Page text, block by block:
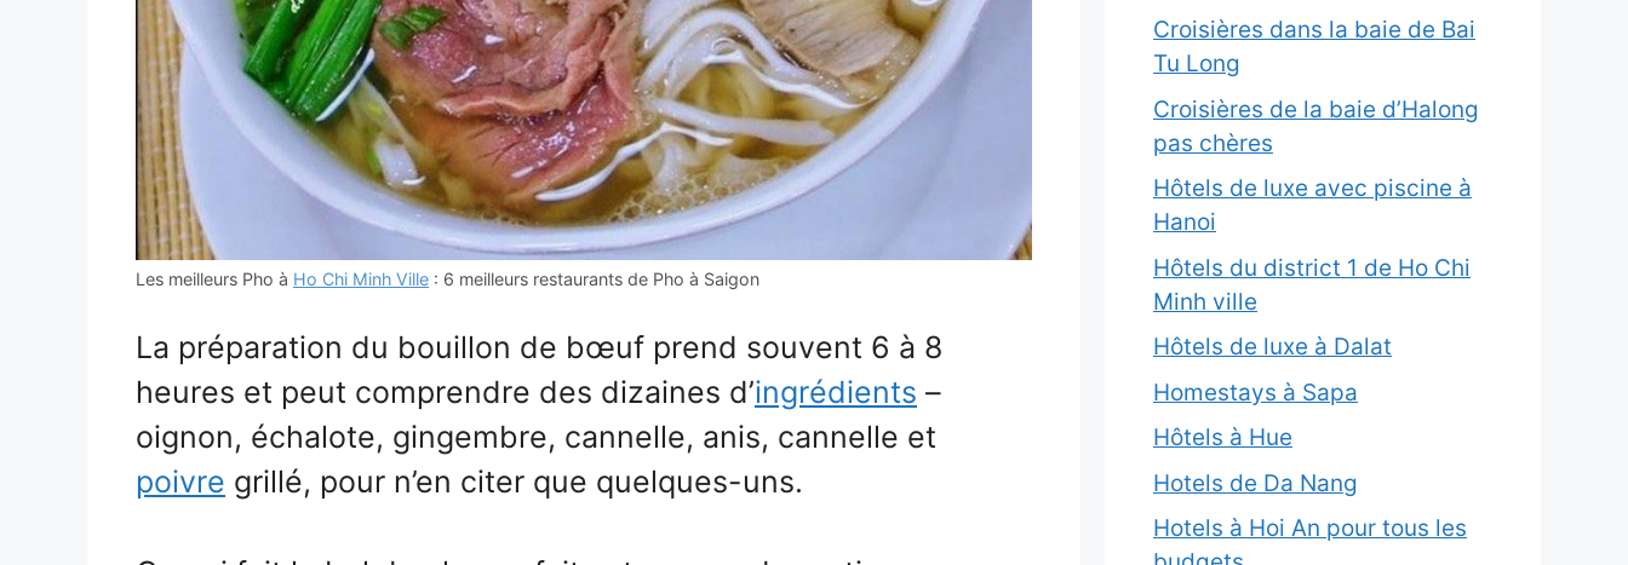
Les meilleurs Pho à Ho Chi Minh Ville : 6 meilleurs restaurants de Pho à Saigon
La préparation du bouillon de bœuf prend souvent 6 à 8
heures et peut comprendre des dizaines d’ingrédients –
oignon, échalote, gingembre, cannelle, anis, cannelle et
poivre grillé, pour n’en citer que quelques-uns.
Croisières dans la baie de Bai
Tu Long
Croisières de la baie d’Halong
pas chères
Hôtels de luxe avec piscine à
Hanoi
Hôtels du district 1 de Ho Chi
Minh ville
Hôtels de luxe à Dalat
Homestays à Sapa
Hôtels à Hue
Hotels de Da Nang
Hotels à Hoi An pour tous les